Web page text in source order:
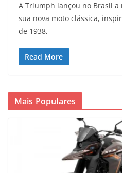
A Triumph lançou no Brasil a
sua nova moto clássica,
de 1938,
Read More
Mais Populares